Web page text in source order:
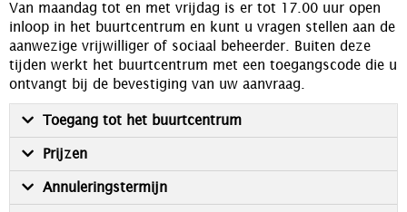
Van maandag tot en met vrijdag is er tot 17.00 uur open
inloop in het buurtcentrum en kunt u vragen stellen aan de
aanwezige vrijwilliger of sociaal beheerder. Buiten deze
tijden werkt het buurtcentrum met een toegangscode die u
ontvangt bij de bevestiging van uw aanvraag.
Toegang tot het buurtcentrum
Prijzen
Annuleringstermijn